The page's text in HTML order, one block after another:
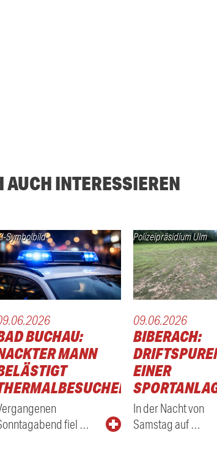
INTERESSIEREN
Symbolbild
BUCHAU:
MANN
fiel …
Polizeipräsidium Ulm
09.06.2026
BIBERACH:
EINER
In der Nacht von
Samstag auf …